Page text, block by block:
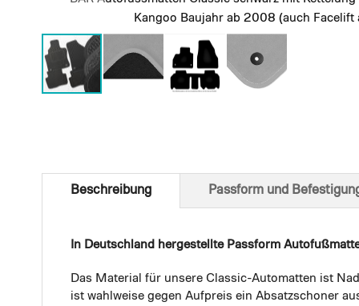
Kangoo Baujahr ab 2008 (auch Facelift
of
Beschreibung
In Deutschland hergestellte Passform
Das Material für unsere Classic-Automatten ist
ist wahlweise gegen Aufpreis ein Absatzschoner
Passform und